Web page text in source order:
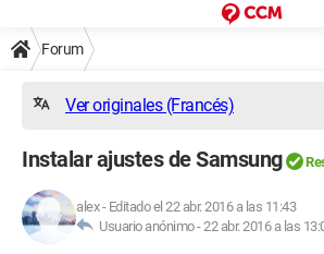
Forum
Ver originales (Francés)
Instalar ajustes de Samsung
alex- Editado el 22 abr. 2016 a las 11:43
Usuario anónimo -22 abr. 2016 a las